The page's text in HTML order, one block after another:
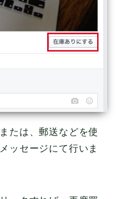
たは、郵送などを使
ッセージにて行いま